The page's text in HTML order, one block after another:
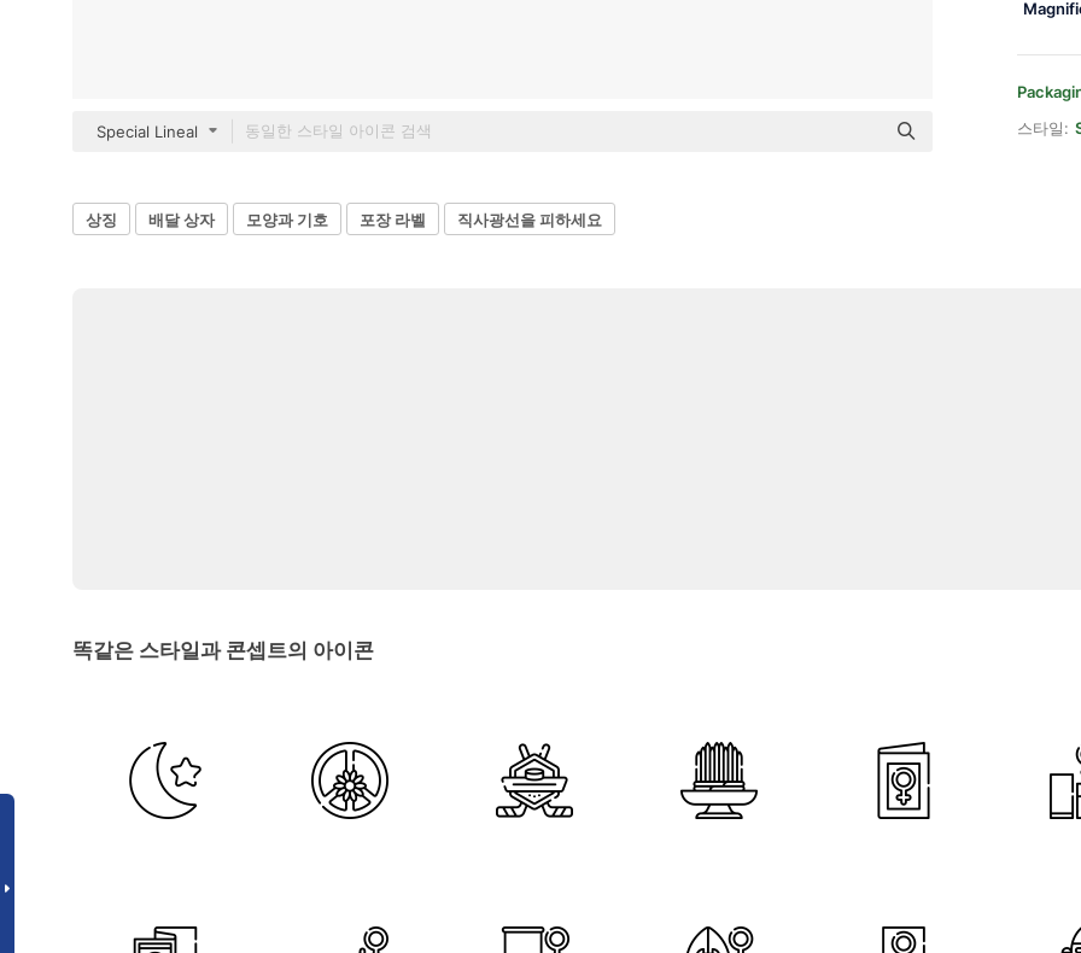
Special Lineal
스타일:
상징 배달 상자 모양과 기호 포장 라벨 직사광선을 피하세요
똑같은 스타일과 콘셉트의 아이콘